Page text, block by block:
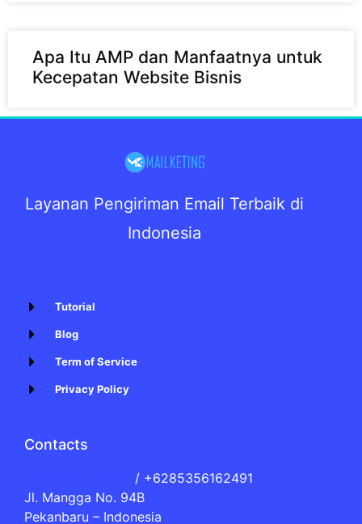
Apa Itu AMP dan Manfaatnya untuk
Kecepatan Website Bisnis
Layanan Pengiriman Email Terbaik di
Indonesia
Tutorial
Blog
Term of Service
Privacy Policy
Contacts
/ +6285356162491
Jl. Mangga No. 94B
Pekanbaru – Indonesia